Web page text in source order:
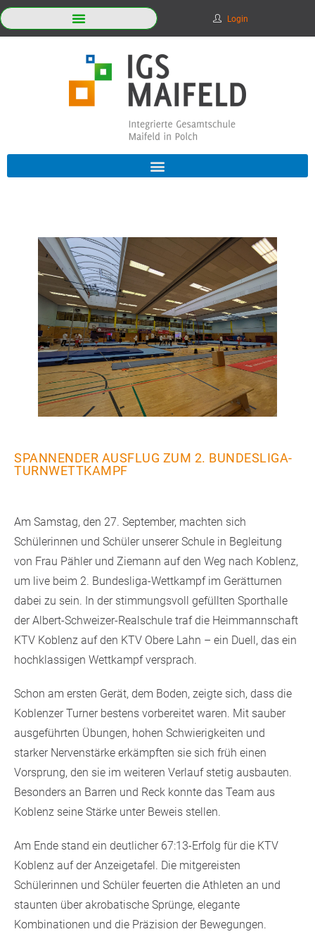
Login
SPANNENDER AUSFLUG ZUM 2. BUNDESLIGA-
TURNWETTKAMPF
Am Samstag, den 27. September, machten sich
Schülerinnen und Schüler unserer Schule in Begleitung
von Frau Pähler und Ziemann auf den Weg nach Koblenz,
um live beim 2. Bundesliga-Wettkampf im Gerätturnen
dabei zu sein. In der stimmungsvoll gefüllten Sporthalle
der Albert-Schweizer-Realschule traf die Heimmannschaft
KTV Koblenz auf den KTV Obere Lahn – ein Duell, das ein
hochklassigen Wettkampf versprach.
Schon am ersten Gerät, dem Boden, zeigte sich, dass die
Koblenzer Turner bestens vorbereitet waren. Mit sauber
ausgeführten Übungen, hohen Schwierigkeiten und
starker Nervenstärke erkämpften sie sich früh einen
Vorsprung, den sie im weiteren Verlauf stetig ausbauten.
Besonders an Barren und Reck konnte das Team aus
Koblenz seine Stärke unter Beweis stellen.
Am Ende stand ein deutlicher 67:13-Erfolg für die KTV
Koblenz auf der Anzeigetafel. Die mitgereisten
Schülerinnen und Schüler feuerten die Athleten an und
staunten über akrobatische Sprünge, elegante
Kombinationen und die Präzision der Bewegungen.